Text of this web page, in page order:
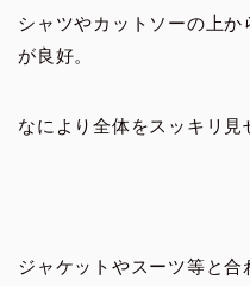
シャツやカットソーの上
が良好。
なにより全体をスッキリ見
ジャケットやスーツ等と合